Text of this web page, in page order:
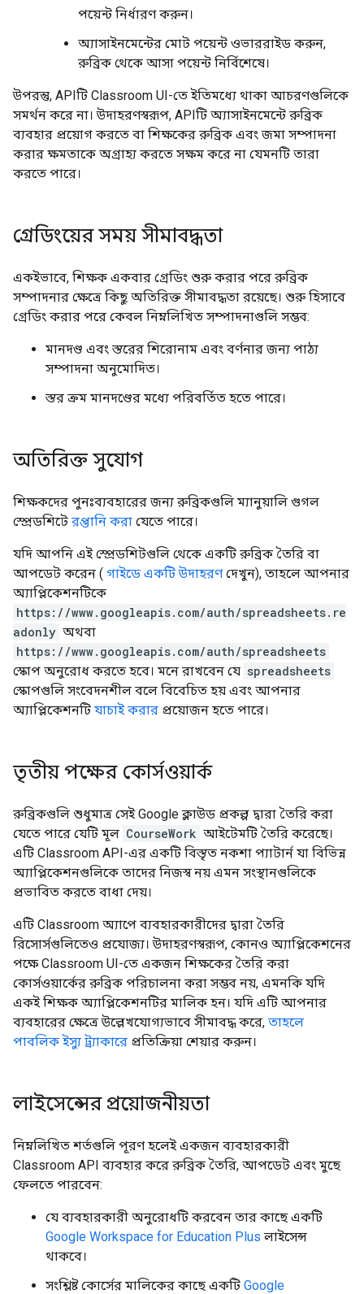
পয়েন্ট নির্ধারণ করুন।
অ্যাসাইনমেন্টের মোট পয়েন্ট ওভাররাইড করুন,
রুব্রিক থেকে আসা পয়েন্ট নির্বিশেষে।
উপরন্তু, APIটি Classroom UI-তে ইতিমধ্যে থাকা আচরণগুলিকে
সমর্থন করে না। উদাহরণস্বরূপ, APIটি অ্যাসাইনমেন্টে রুব্রিক
ব্যবহার প্রয়োগ করতে বা শিক্ষকের রুব্রিক এবং জমা সম্পাদনা
করার ক্ষমতাকে অগ্রাহ্য করতে সক্ষম করে না যেমনটি তারা
করতে পারে।
গ্রেডিংয়ের সময় সীমাবদ্ধতা
একইভাবে, শিক্ষক একবার গ্রেডিং শুরু করার পরে রুব্রিক
সম্পাদনার ক্ষেত্রে কিছু অতিরিক্ত সীমাবদ্ধতা রয়েছে। শুরু হিসাবে
গ্রেডিং করার পরে কেবল নিম্নলিখিত সম্পাদনাগুলি সম্ভব:
মানদণ্ড এবং স্তরের শিরোনাম এবং বর্ণনার জন্য পাঠ্য
সম্পাদনা অনুমোদিত।
স্তর ক্রম মানদণ্ডের মধ্যে পরিবর্তিত হতে পারে।
অতিরিক্ত সুযোগ
শিক্ষকদের পুনঃব্যবহারের জন্য রুব্রিকগুলি ম্যানুয়ালি গুগল
স্প্রেডশিটে রপ্তানি করা যেতে পারে।
যদি আপনি এই স্প্রেডশিটগুলি থেকে একটি রুব্রিক তৈরি বা
আপডেট করেন ( গাইডে একটি উদাহরণদেখুন), তাহলে আপনার
অ্যাপ্লিকেশনটিকে
https://www.googleapis.com/auth/spreadsheets.re
adonly অথবা
https://www.googleapis.com/auth/spreadsheets
স্কোপ অনুরোধ করতে হবে। মনে রাখবেন যে spreadsheets
স্কোপগুলি সংবেদনশীল বলে বিবেচিত হয় এবং আপনার
অ্যাপ্লিকেশনটি যাচাই করার প্রয়োজন হতে পারে।
তৃতীয় পক্ষের কোর্সওয়ার্ক
রুব্রিকগুলি শুধুমাত্র সেই Google ক্লাউড প্রকল্প দ্বারা তৈরি করা
যেতে পারে যেটি মূল CourseWork আইটেমটি তৈরি করেছে।
এটি Classroom API-এর একটি বিস্তৃত নকশা প্যাটার্ন যা বিভিন্ন
অ্যাপ্লিকেশনগুলিকে তাদের নিজস্ব নয় এমন সংস্থানগুলিকে
প্রভাবিত করতে বাধা দেয়।
এটি Classroom অ্যাপে ব্যবহারকারীদের দ্বারা তৈরি
রিসোর্সগুলিতেও প্রযোজ্য। উদাহরণস্বরূপ, কোনও অ্যাপ্লিকেশনের
পক্ষে Classroom UI-তে একজন শিক্ষকের তৈরি করা
কোর্সওয়ার্কের রুব্রিক পরিচালনা করা সম্ভব নয়, এমনকি যদি
একই শিক্ষক অ্যাপ্লিকেশনটির মালিক হন। যদি এটি আপনার
ব্যবহারের ক্ষেত্রে উল্লেখযোগ্যভাবে সীমাবদ্ধ করে, তাহলে
পাবলিক ইস্যু ট্র্যাকারে প্রতিক্রিয়া শেয়ার করুন।
লাইসেন্সের প্রয়োজনীয়তা
নিম্নলিখিত শর্তগুলি পূরণ হলেই একজন ব্যবহারকারী
Classroom API ব্যবহার করে রুব্রিক তৈরি, আপডেট এবং মুছে
ফেলতে পারবেন:
যে ব্যবহারকারী অনুরোধটি করবেন তার কাছে একটি
Google Workspace for Education Plus লাইসেন্স
থাকবে।
সংশ্লিষ্ট কোর্সের মালিকের কাছে একটি Google